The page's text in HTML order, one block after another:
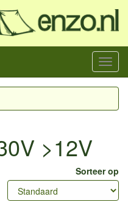
Menu
>12V
Sorteer op